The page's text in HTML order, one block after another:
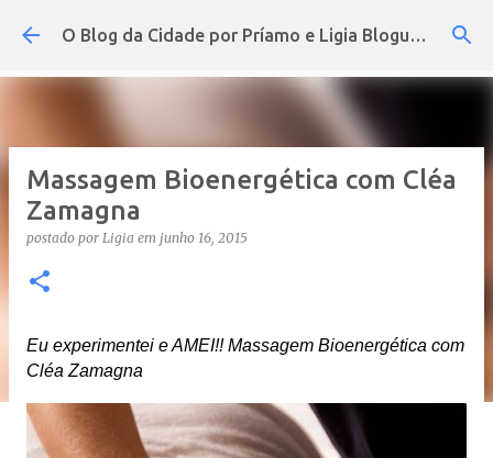
Pular para o conteúdo principal O Blog da Cidade por Príamo e Ligia Blogueira
Massagem Bioenergética com Cléa
Zamagna
postado por Ligia em junho 16, 2015
Eu experimentei e AMEI!! Massagem Bioenergética com
Cléa Zamagna